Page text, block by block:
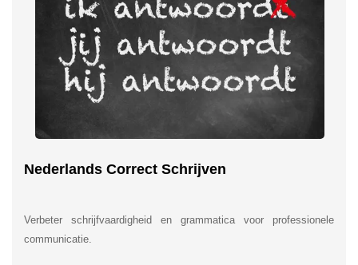
Nederlands Correct Schrijven
Verbeter schrijfvaardigheid en grammatica voor professionele
communicatie.